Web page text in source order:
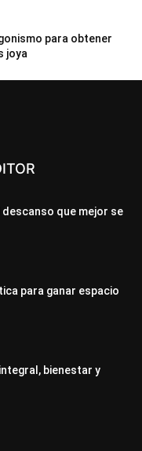
para obtener
joya
que mejor se
para ganar espacio
bienestar y